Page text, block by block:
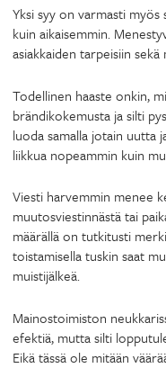
Yksi syy on varmasti myös
kuin aikaisemmin.
asiakkaiden tarpeisiin sekä
Todellinen haaste onkin,
brändikokemusta ja silti
luoda samalla jotain uutta
liikkua nopeammin kuin
Viesti harvemmin menee
muutosviestinnästä tai
määrällä on tutkitusti
toistamisella tuskin saat
muistijälkeä.
Mainostoimiston
efektiä, mutta silti
Eikä tässä ole mitään